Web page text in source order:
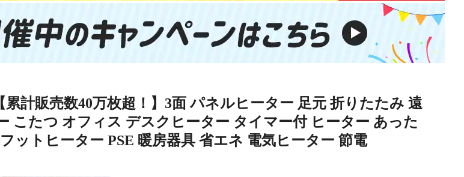
計販売数40万枚超！】3面 パネルヒーター 足元 折りたたみ 遠
こたつ オフィス デスクヒーター タイマー付 ヒーター あった
ットヒーター PSE 暖房器具 省エネ 電気ヒーター 節電